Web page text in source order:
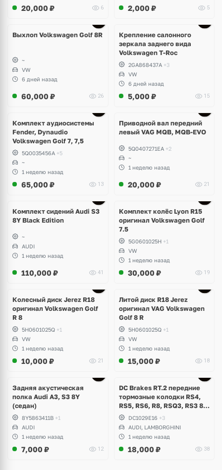
20,000 ₽ 6 2,000 ₽ 5
Выхлоп Volkswagen Golf 8R
~
VW
6 дней назад
60,000 ₽ 26
Крепление салонного
зеркала заднего вида
Volkswagen T-Roc
2GA868437A +3
VW
6 дней назад
5,000 ₽ 15
Комплект аудиосистемы
Fender, Dynaudio
Volkswagen Golf 7, 7,5
5Q0035456A +5
~
1 неделю назад
65,000 ₽ 13
Приводной вал передний
левый VAG MQB, MQB-EVO
5Q0407271EA +2
~
1 неделю назад
20,000 ₽ 21
Комплект сидений Audi S3
8Y Black Edition
~
AUDI
1 неделю назад
110,000 ₽ 41
Комплект колёс Lyon R15
оригинал Volkswagen Golf
7.5
5G0601025H +1
VW
1 неделю назад
30,000 ₽ 19
Колесный диск Jerez R18
оригинал Volkswagen Golf
R 8
5H0601025Q +1
VW
1 неделю назад
10,000 ₽ 21
Литой диск R18 Jerez
оригинал VAG Volkswagen
Golf 8 R
5H0601025Q +1
VW
1 неделю назад
15,000 ₽ 18
Задняя акустическая
полка Audi A3, S3 8Y
(седан)
8Y5863411B +1
AUDI
1 неделю назад
7,000 ₽ 12
DC Brakes RT.2 передние
тормозные колодки RS4,
RS5, RS6, R8, RSQ3, RS3 8V
(комплект 8 шт)
DC1029E16 +3
AUDI, LAMBORGHINI
1 неделю назад
18,000 ₽ 38